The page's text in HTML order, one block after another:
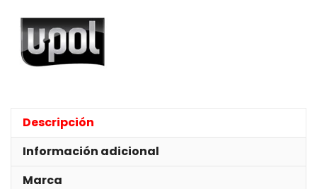
Descripción
Información adicional
Marca